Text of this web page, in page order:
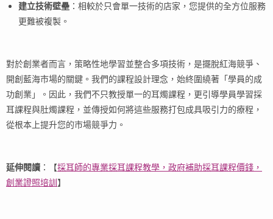
建立技術壁壘 ：相較於只會單一技術的店家，您提供的全方位服務
更難被複製。
對於創業者而言，策略性地學習並整合多項技術，是擺脫紅海競爭、
開創藍海市場的關鍵。我們的課程設計理念，始終圍繞著「學員的成
功創業」。因此，我們不只教授單一的耳燭課程，更引導學員學習採
耳課程與肚燭課程，並傳授如何將這些服務打包成具吸引力的療程，
從根本上提升您的市場競爭力。
延伸閱讀 ：【採耳師的專業採耳課程教學，政府補助採耳課程價錢，
創業證照培訓】